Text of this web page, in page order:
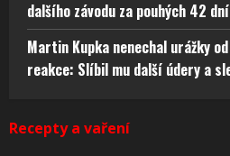
dalšího závodu za pouhých 42 dní
Martin Kupka nenechal urážky
reakce: Slíbil mu další údery a
Recepty a vaření